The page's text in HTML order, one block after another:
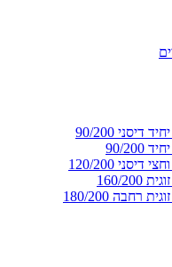
90/200
200
120/200
200
רחבה 180/200